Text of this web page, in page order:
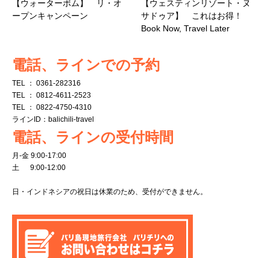
【ウォーターボム】 リ・オ
ープンキャンペーン
【ウェスティンリゾート・ヌ
サドゥア】 これはお得！
Book Now, Travel Later
電話、ラインでの予約
TEL ： 0361-282316
TEL ： 0812-4611-2523
TEL ： 0822-4750-4310
ラインID：balichili-travel
電話、ラインの受付時間
月-金 9:00-17:00
土 9:00-12:00
日・インドネシアの祝日は休業のため、受付ができません。